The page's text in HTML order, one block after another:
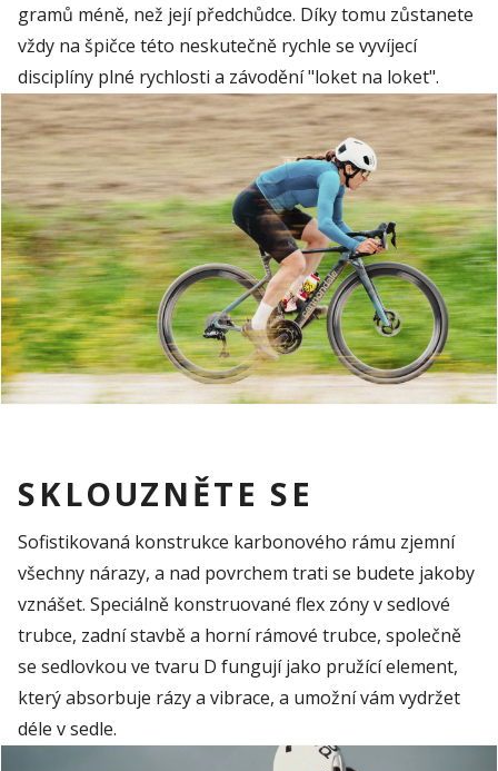
gramů méně, než její předchůdce. Díky tomu zůstanete
vždy na špičce této neskutečně rychle se vyvíjecí
disciplíny plné rychlosti a závodění "loket na loket".
SKLOUZNĚTE SE
Sofistikovaná konstrukce karbonového rámu zjemní
všechny nárazy, a nad povrchem trati se budete jakoby
vznášet. Speciálně konstruované flex zóny v sedlové
trubce, zadní stavbě a horní rámové trubce, společně
se sedlovkou ve tvaru D fungují jako pružící element,
který absorbuje rázy a vibrace, a umožní vám vydržet
déle v sedle.